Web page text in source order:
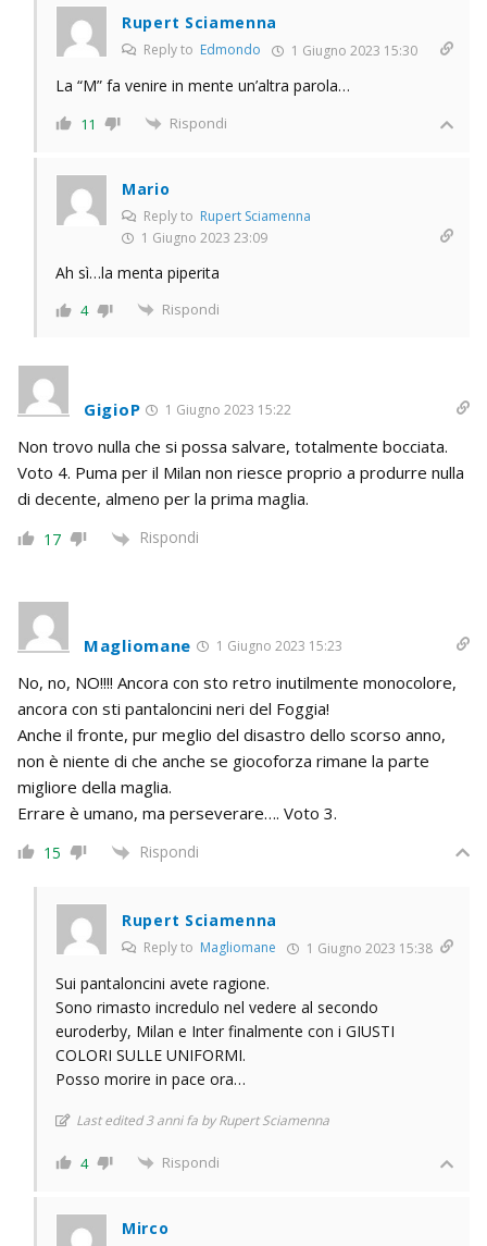
Rupert Sciamenna
Reply to Edmondo 1 Giugno 2023 15:30
La “M” fa venire in mente un’altra parola…
11 Rispondi
Mario
Reply to Rupert Sciamenna
1 Giugno 2023 23:09
Ah sì…la menta piperita
4 Rispondi
GigioP 1 Giugno 2023 15:22
Non trovo nulla che si possa salvare, totalmente bocciata.
Voto 4. Puma per il Milan non riesce proprio a produrre nulla
di decente, almeno per la prima maglia.
17 Rispondi
Magliomane 1 Giugno 2023 15:23
No, no, NO!!!! Ancora con sto retro inutilmente monocolore,
ancora con sti pantaloncini neri del Foggia!
Anche il fronte, pur meglio del disastro dello scorso anno,
non è niente di che anche se giocoforza rimane la parte
migliore della maglia.
Errare è umano, ma perseverare…. Voto 3.
15 Rispondi
Rupert Sciamenna
Reply to Magliomane 1 Giugno 2023 15:38
Sui pantaloncini avete ragione.
Sono rimasto incredulo nel vedere al secondo
euroderby, Milan e Inter finalmente con i GIUSTI
COLORI SULLE UNIFORMI.
Posso morire in pace ora…
Last edited 3 anni fa by Rupert Sciamenna
4 Rispondi
Mirco